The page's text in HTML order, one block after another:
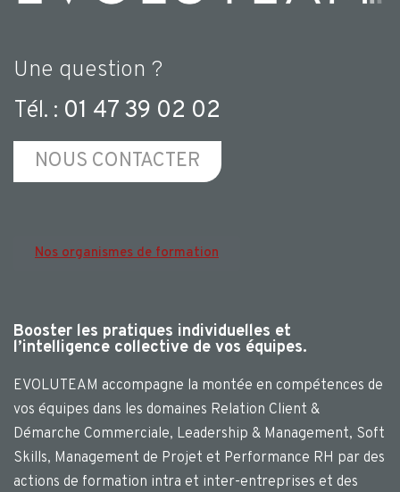
Une question ?
Tél. : 01 47 39 02 02
NOUS CONTACTER
Nos organismes de formation
Booster les pratiques individuelles et
l’intelligence collective de vos équipes.
EVOLUTEAM accompagne la montée en compétences de
vos équipes dans les domaines Relation Client &
Démarche Commerciale, Leadership & Management, Soft
Skills, Management de Projet et Performance RH par des
actions de formation intra et inter-entreprises et des